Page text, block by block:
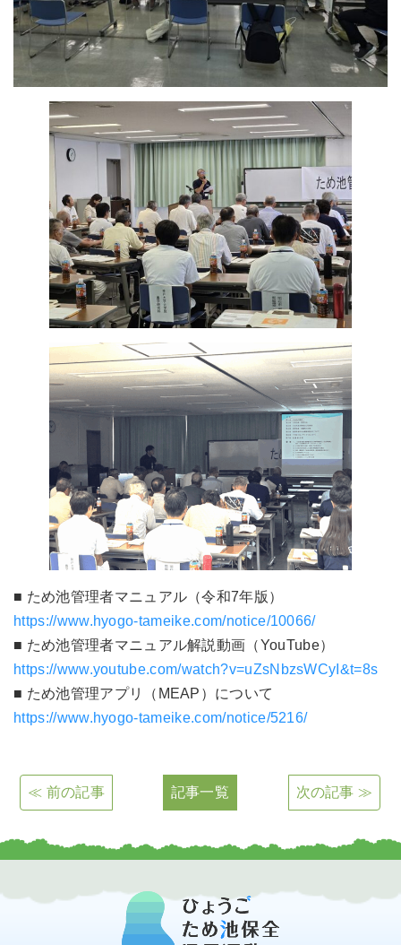
■ ため池管理者マニュアル（令和7年版）
https://www.hyogo-tameike.com/notice/10066/
■ ため池管理者マニュアル解説動画（YouTube）
https://www.youtube.com/watch?v=uZsNbzsWCyI&t=8s
■ ため池管理アプリ（MEAP）について
https://www.hyogo-tameike.com/notice/5216/
≪ 前の記事 記事一覧 次の記事 ≫